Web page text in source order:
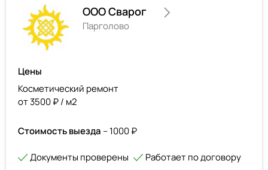
ООО Сварог
Парголово
Цены
Косметический ремонт
от 3500 ₽ / м2
Стоимость выезда – 1000 ₽
Документы проверены Работает по договору